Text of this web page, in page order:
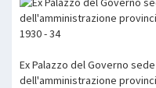
Ex Palazzo del Governo
dell'amministrazione